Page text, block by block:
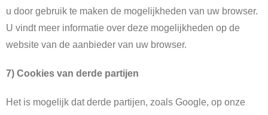
u door gebruik te maken de mogelijkheden van uw browser.
U vindt meer informatie over deze mogelijkheden op de
website van de aanbieder van uw browser.
7) Cookies van derde partijen
Het is mogelijk dat derde partijen, zoals Google, op onze